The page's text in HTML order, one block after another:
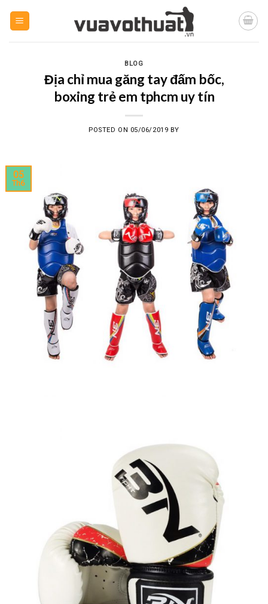
BLOG
Địa chỉ mua găng tay đấm bốc,
boxing trẻ em tphcm uy tín
POSTED ON 05/06/2019 BY
05
Th6